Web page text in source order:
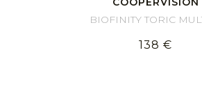
138 €